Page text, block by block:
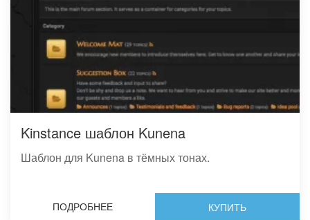
Kinstance шаблон Kunena
Шаблон для Kunena в тёмных тонах.
ПОДРОБНЕЕ КУПИТЬ